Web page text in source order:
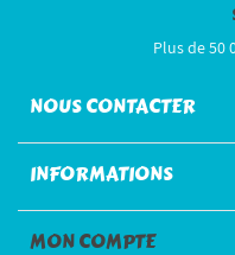
Plus de 50
NOUS CONTACTER
INFORMATIONS
MON COMPTE